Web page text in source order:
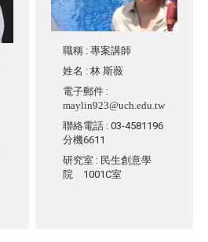
職稱 : 專案講師
姓名 :林 斯薇
電子郵件 :
maylin923@uch.edu.tw
聯絡電話 : 03-4581196
分機6611
研究室 : 民生創意學
院 1001C室